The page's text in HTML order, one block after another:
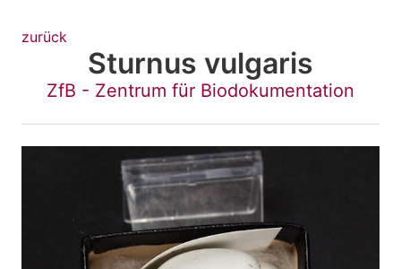
zurück
Sturnus vulgaris
ZfB - Zentrum für Biodokumentation